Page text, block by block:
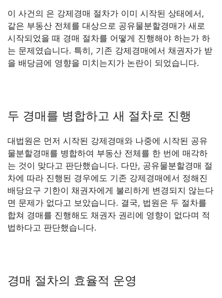
이 사건의 은 강제경매 절차가 이미 시작된 상태에서,
같은 부동산 전체를 대상으로 공유물분할경매가 새로
시작되었을 때 경매 절차를 어떻게 진행해야 하는가 하
는 문제였습니다. 특히, 기존 강제경매에서 채권자가 받
을 배당금에 영향을 미치는지가 논란이 되었습니다.
두 경매를 병합하고 새 절차로 진행
대법원은 먼저 시작된 강제경매와 나중에 시작된 공유
물분할경매를 병합하여 부동산 전체를 한 번에 매각하
는 것이 맞다고 판단했습니다. 다만, 공유물분할경매 절
차에 따라 진행된 경우에도 기존 강제경매에서 정해진
배당요구 기한이 채권자에게 불리하게 변경되지 않는다
면 문제가 없다고 보았습니다. 결국, 법원은 두 절차를
합쳐 경매를 진행해도 채권자 권리에 영향이 없다며 적
법하다고 판단했습니다.
경매 절차의 효율적 운영